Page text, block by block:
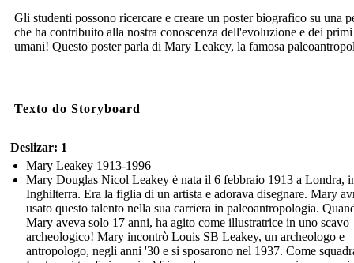
Gli studenti possono ricercare e creare un poster biografico su una
che ha contribuito alla nostra conoscenza dell'evoluzione e dei primi
umani! Questo poster parla di Mary Leakey, la famosa
Texto do Storyboard
Deslizar: 1
Mary Leakey 1913-1996
Mary Douglas Nicol Leakey è nata il 6 febbraio 1913 a Londra,
Inghilterra. Era la figlia di un artista e adorava disegnare. Mary
usato questo talento nella sua carriera in paleoantropologia.
Mary aveva solo 17 anni, ha agito come illustratrice in uno scavo
archeologico! Mary incontrò Louis SB Leakey, un archeologo e
antropologo, negli anni '30 e si sposarono nel 1937. Come